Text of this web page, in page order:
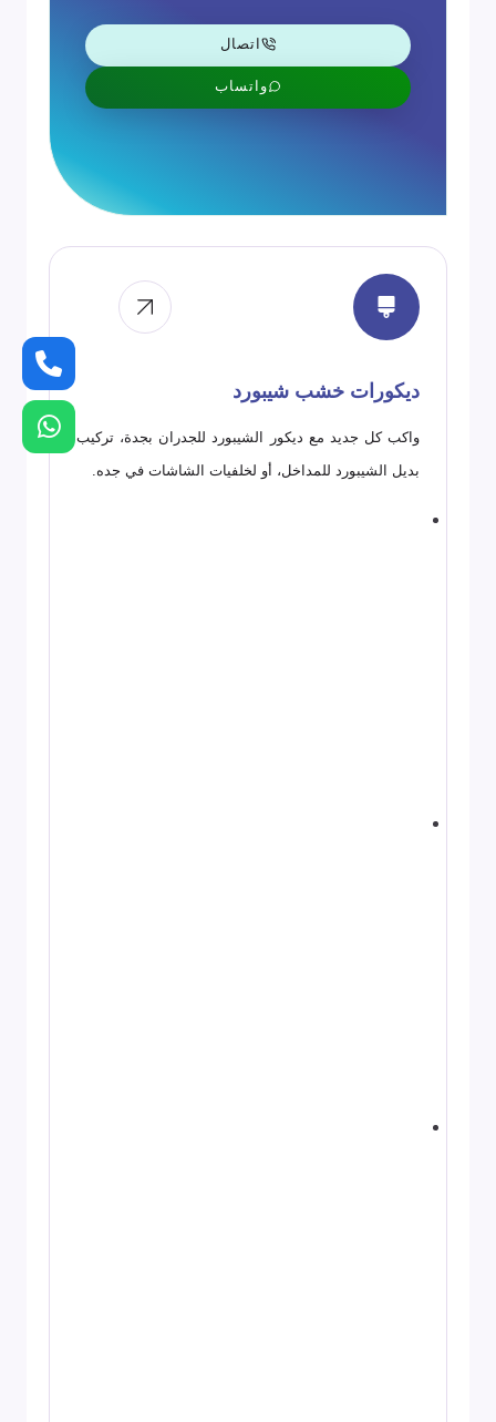
اتصال
واتساب
ديكورات خشب شيبورد
واكب كل جديد مع ديكور الشيبورد للجدران بجدة، تركيب
بديل الشيبورد للمداخل، أو لخلفيات الشاشات في جده.